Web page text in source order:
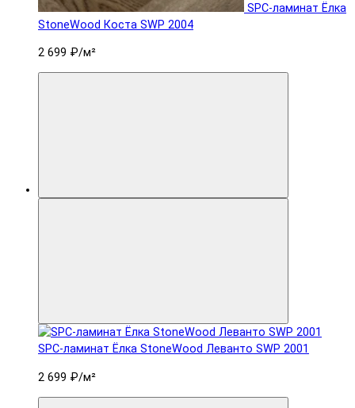
SPC-ламинат Ëлка
StoneWood Коста SWP 2004
2 699 ₽/м²
SPC-ламинат Ëлка StoneWood Леванто SWP 2001
2 699 ₽/м²